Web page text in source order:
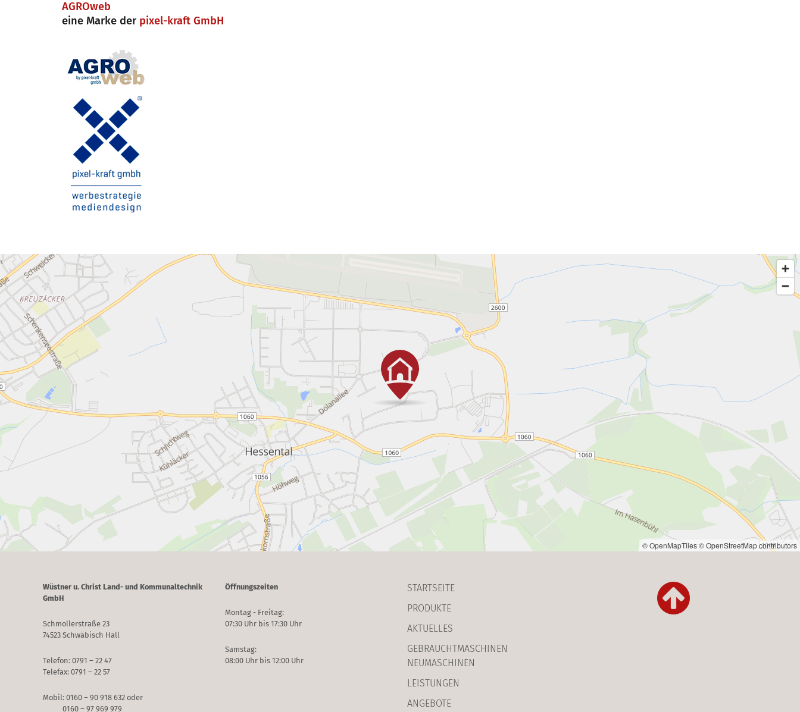
AGROweb
eine Marke der pixel-kraft GmbH
© OpenMapTiles© OpenStreetMap contributors
Wüstner u. Christ Land- und Kommunaltechnik
GmbH
Schmollerstraße 23
74523 Schwäbisch Hall
Telefon: 0791 – 22 47
Telefax: 0791 – 22 57
Mobil: 0160 – 90 918 632 oder
0160 – 97 969 979
Öffnungszeiten
Montag - Freitag:
07:30 Uhr bis 17:30 Uhr
Samstag:
08:00 Uhr bis 12:00 Uhr
STARTSEITE
PRODUKTE
AKTUELLES
GEBRAUCHT­MASCHINEN
NEUMASCHINEN
LEISTUNGEN
ANGEBOTE